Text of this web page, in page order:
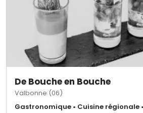
Voyagez avec nous!
De Bouche en Bouche
Valbonne (06)